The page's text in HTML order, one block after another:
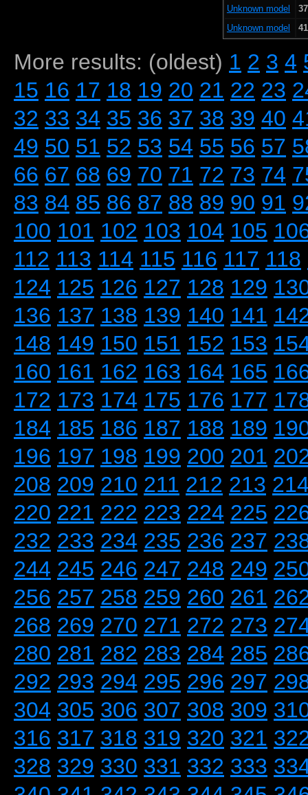
Unknown model
Unknown model
More results: (oldest) 1 2 3 4
15 16 17 18 19 20 21 22 23
32 33 34 35 36 37 38 39 40
49 50 51 52 53 54 55 56 57
66 67 68 69 70 71 72 73 74
83 84 85 86 87 88 89 90 91
100 101 102 103 104 105
112 113 114 115 116 117 118
124 125 126 127 128 129
136 137 138 139 140 141
148 149 150 151 152 153
160 161 162 163 164 165
172 173 174 175 176 177
184 185 186 187 188 189
196 197 198 199 200 201
208 209 210 211 212 213
220 221 222 223 224 225
232 233 234 235 236 237
244 245 246 247 248 249
256 257 258 259 260 261
268 269 270 271 272 273
280 281 282 283 284 285
292 293 294 295 296 297
304 305 306 307 308 309
316 317 318 319 320 321
328 329 330 331 332 333